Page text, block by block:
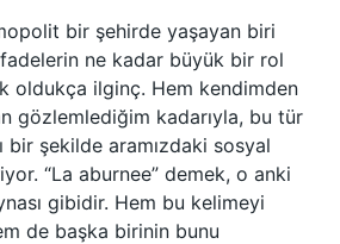
bir şehirde yaşayan biri
ne kadar büyük bir rol
oldukça ilginç. Hem kendimden
gözlemlediğim kadarıyla, bu tür
bir şekilde aramızdaki sosyal
“La aburnee” demek, o anki
gibidir. Hem bu kelimeyi
de başka birinin bunu